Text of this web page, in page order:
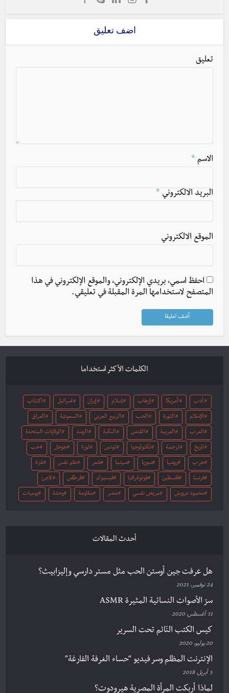
اضف تعليق
تعليق
الاسم *
البريد الالكتروني *
الموقع الالكتروني
احفظ اسمي، بريدي الإلكتروني، والموقع الإلكتروني في هذا
المتصفح لاستخدامها المرة المقبلة في تعليقي.
الكلمات الأكثر استخداما
أدب أمريكا إرهاب إسلام إيران اسرائيل اكتئاب
الإسلام الثورة الحب الربيع العربي السعودية العراق
العرب العربية القدس النكبة الهند الولايات المتحدة
تاريخ ترجمة تكنولوجيا تونس ثورة جوجل حب
حرب روسيا سوريا سينما شعر علم نفس غزة
فرنسا فلسطين فوتوغرافيا فيسبوك قرطاس لاجئ
محمود درويش مريض نفسي مصر مقاومة وحدة يوميات
أحدث المقالات
هل عرفت جين أوستن الحب مثل مستر دارسي وإليزابيث؟
24 نوفمبر، 2021
سرّ الأصوات النسائية المثيرة ASMR
11 أغسطس، 2020
كيس الكتب النّائم تحت السرير
20 يوليو، 2020
الإنترنت المظلم وسر فيديو “حساء الغرفة الفارغة”
5 أبريل، 2018
لماذا أربكت المرأة المصرية هيرودوت؟